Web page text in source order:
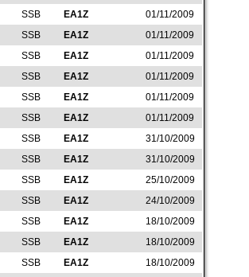
SSB EA1Z
01/11/2009
SSB EA1Z
01/11/2009
SSB EA1Z
01/11/2009
SSB EA1Z
01/11/2009
SSB EA1Z
01/11/2009
SSB EA1Z
01/11/2009
SSB EA1Z
31/10/2009
SSB EA1Z
31/10/2009
SSB EA1Z
25/10/2009
SSB EA1Z
24/10/2009
SSB EA1Z
18/10/2009
SSB EA1Z
18/10/2009
SSB EA1Z
18/10/2009